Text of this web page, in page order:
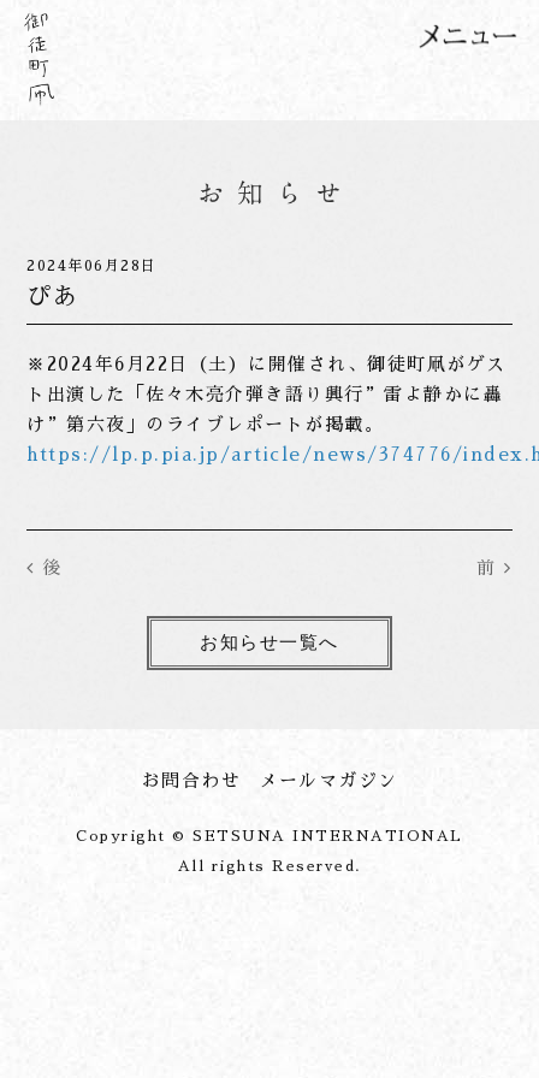
2024年06月28日
ぴあ
※2024年6月22日（土）に開催され、御徒町凧がゲス
ト出演した「佐々木亮介弾き語り興行”雷よ静かに轟
け”第六夜」のライブレポートが掲載。
https://lp.p.pia.jp/article/news/374776/
後 前
お知らせ一覧へ
お問合わせ メールマガジン
Copyright © SETSUNA INTERNATIONAL
All rights Reserved.